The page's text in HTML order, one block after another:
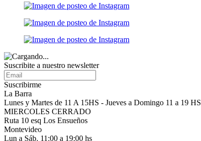
Suscribite a nuestro newsletter
Suscribirme
La Barra
Lunes y Martes de 11 A 15HS - Jueves a Domingo 11 a 19 HS
MIERCOLES CERRADO
Ruta 10 esq Los Ensueños
Montevideo
Lun a Sáb. 11:00 a 19:00 hs